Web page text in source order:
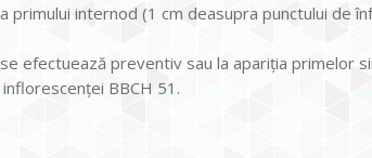
primului internod (1 cm deasupra punctului de
efectuează preventiv sau la apariţia primelor
BBCH 51.